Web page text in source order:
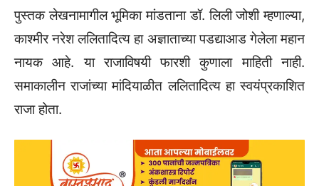
पुस्तक लेखनामागील भूमिका मांडताना डॉ. लिली जोशी म्हणाल्या,
काश्मीर नरेश ललितादित्य हा अज्ञाताच्या पडद्याआड गेलेला महान
नायक आहे. या राजाविषयी फारशी कुणाला माहिती नाही.
समाकालीन राजांच्या मांदियाळीत ललितादित्य हा स्वयंप्रकाशित
राजा होता.